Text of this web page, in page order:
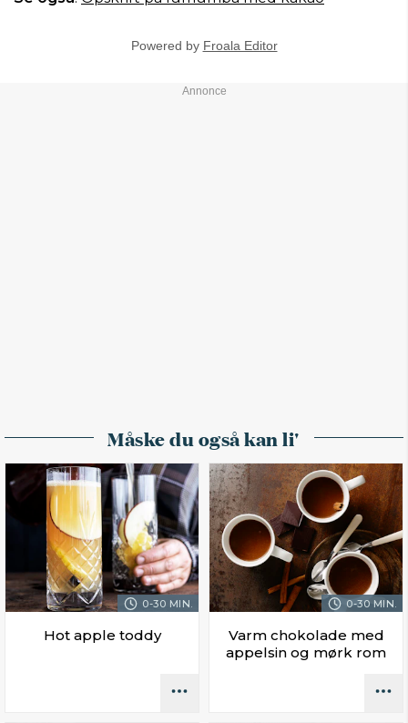
Powered by Froala Editor
Måske du også kan li'
0-30 MIN.
Hot apple toddy
0-30 MIN.
Varm chokolade med
appelsin og mørk rom